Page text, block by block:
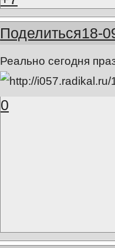
Поделиться18-
Реально сегодня
0